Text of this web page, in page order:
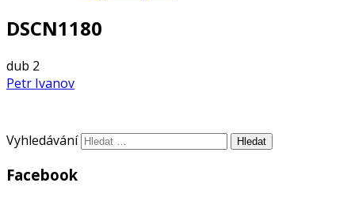
DSCN1180
dub 2
Petr Ivanov
Vyhledávání
Facebook